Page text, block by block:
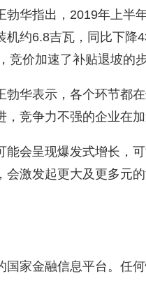
勃华指出，2019年上半
约6.8吉瓦，同比下降
价加速了补贴退坡的步
勃华表示，各个环节都
竞争力不强的企业在加
能会呈现爆发式增长，
激发起更大及更多元
国家金融信息平台。任